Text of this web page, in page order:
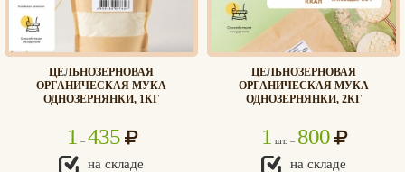
ЦЕЛЬНОЗЕРНОВАЯ
ОРГАНИЧЕСКАЯ МУКА
ОДНОЗЕРНЯНКИ, 1КГ
1 – 435
на складе
ЦЕЛЬНОЗЕРНОВАЯ
ОРГАНИЧЕСКАЯ МУКА
ОДНОЗЕРНЯНКИ, 2КГ
1 шт. – 800
на складе